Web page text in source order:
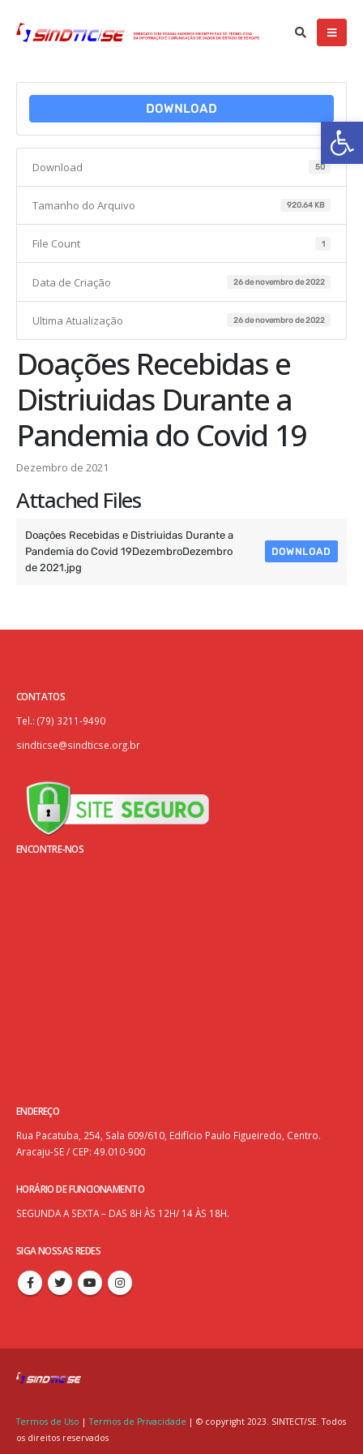
DOWNLOAD
Download 50
Tamanho do Arquivo 920.64 KB
File Count 1
Data de Criação 26 de novembro de 2022
Ultima Atualização 26 de novembro de 2022
Doações Recebidas e
Distriuidas Durante a
Pandemia do Covid 19
Dezembro de 2021
Attached Files
Doações Recebidas e Distriuidas Durante a
Pandemia do Covid 19DezembroDezembro
de 2021.jpg
DOWNLOAD
CONTATOS
Tel.: (79) 3211-9490
sindticse@sindticse.org.br
ENCONTRE-NOS
ENDEREÇO
Rua Pacatuba, 254, Sala 609/610, Edifício Paulo Figueiredo, Centro.
Aracaju-SE / CEP: 49.010-900
HORÁRIO DE FUNCIONAMENTO
SEGUNDA A SEXTA – DAS 8H ÀS 12H/ 14 ÀS 18H.
SIGA NOSSAS REDES
Termos de Uso |Termos de Privacidade | © copyright 2023. SINTECT/SE. Todos
os direitos reservados